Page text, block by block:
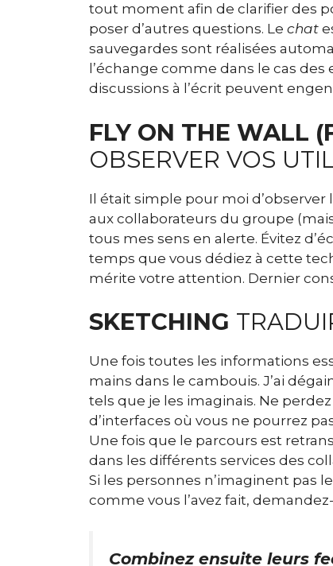
tout moment afin de clarifier des
poser d’autres questions. Le chat
sauvegardes sont réalisées
l’échange comme dans le cas
discussions à l’écrit peuvent
FLY ON THE WALL
OBSERVER VOS
Il était simple pour moi d’observer
aux collaborateurs du groupe (mais
tous mes sens en alerte. Évitez
temps que vous dédiez à cette
mérite votre attention. Dernier
SKETCHING
Une fois toutes les informations
mains dans le cambouis. J’ai
tels que je les imaginais. Ne
d’interfaces où vous ne pourrez
Une fois que le parcours est
dans les différents services des
Si les personnes n’imaginent pas
comme vous l’avez fait,
Combinez ensuite leurs